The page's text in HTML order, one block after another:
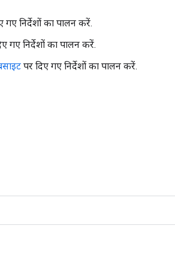
गए निर्देशों का पालन करें.
गए निर्देशों का पालन करें.
पर दिए गए निर्देशों का पालन करें.